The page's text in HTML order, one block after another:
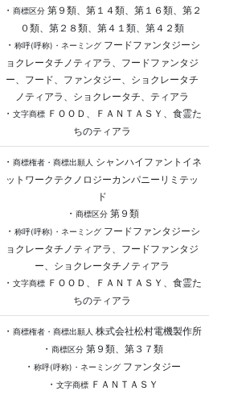
・ 商標区分第９類、第１４類、第１６類、第２
０類、第２８類、第４１類、第４２類
・ 称呼(呼称)・ネーミングフードファンタジーシ
ョクレータチノティアラ、フードファンタジ
ー、フード、ファンタジー、ショクレータチ
ノティアラ、ショクレータチ、ティアラ
・ 文字商標ＦＯＯＤ、ＦＡＮＴＡＳＹ、食霊た
ちのティアラ
・ 商標権者・商標出願人
シャンハイファントイネ
ットワークテクノロジーカンパニーリミテッ
ド
・ 商標区分第９類
・ 称呼(呼称)・ネーミングフードファンタジーシ
ョクレータチノティアラ、フードファンタジ
ー、ショクレータチノティアラ
・ 文字商標ＦＯＯＤ、ＦＡＮＴＡＳＹ、食霊た
ちのティアラ
・ 商標権者・商標出願人 株式会社松村電機製作所
・ 商標区分第９類、第３７類
・ 称呼(呼称)・ネーミングファンタジー
・ 文字商標ＦＡＮＴＡＳＹ